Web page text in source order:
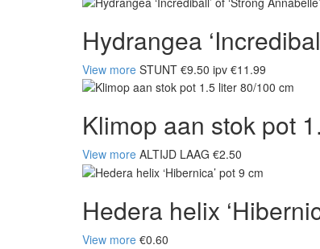
Hydrangea
View more STUNT €9.50 ipv €11.99
Klimop aan stok pot
View more ALTIJD LAAG €2.50
Hedera helix
View more €0.60